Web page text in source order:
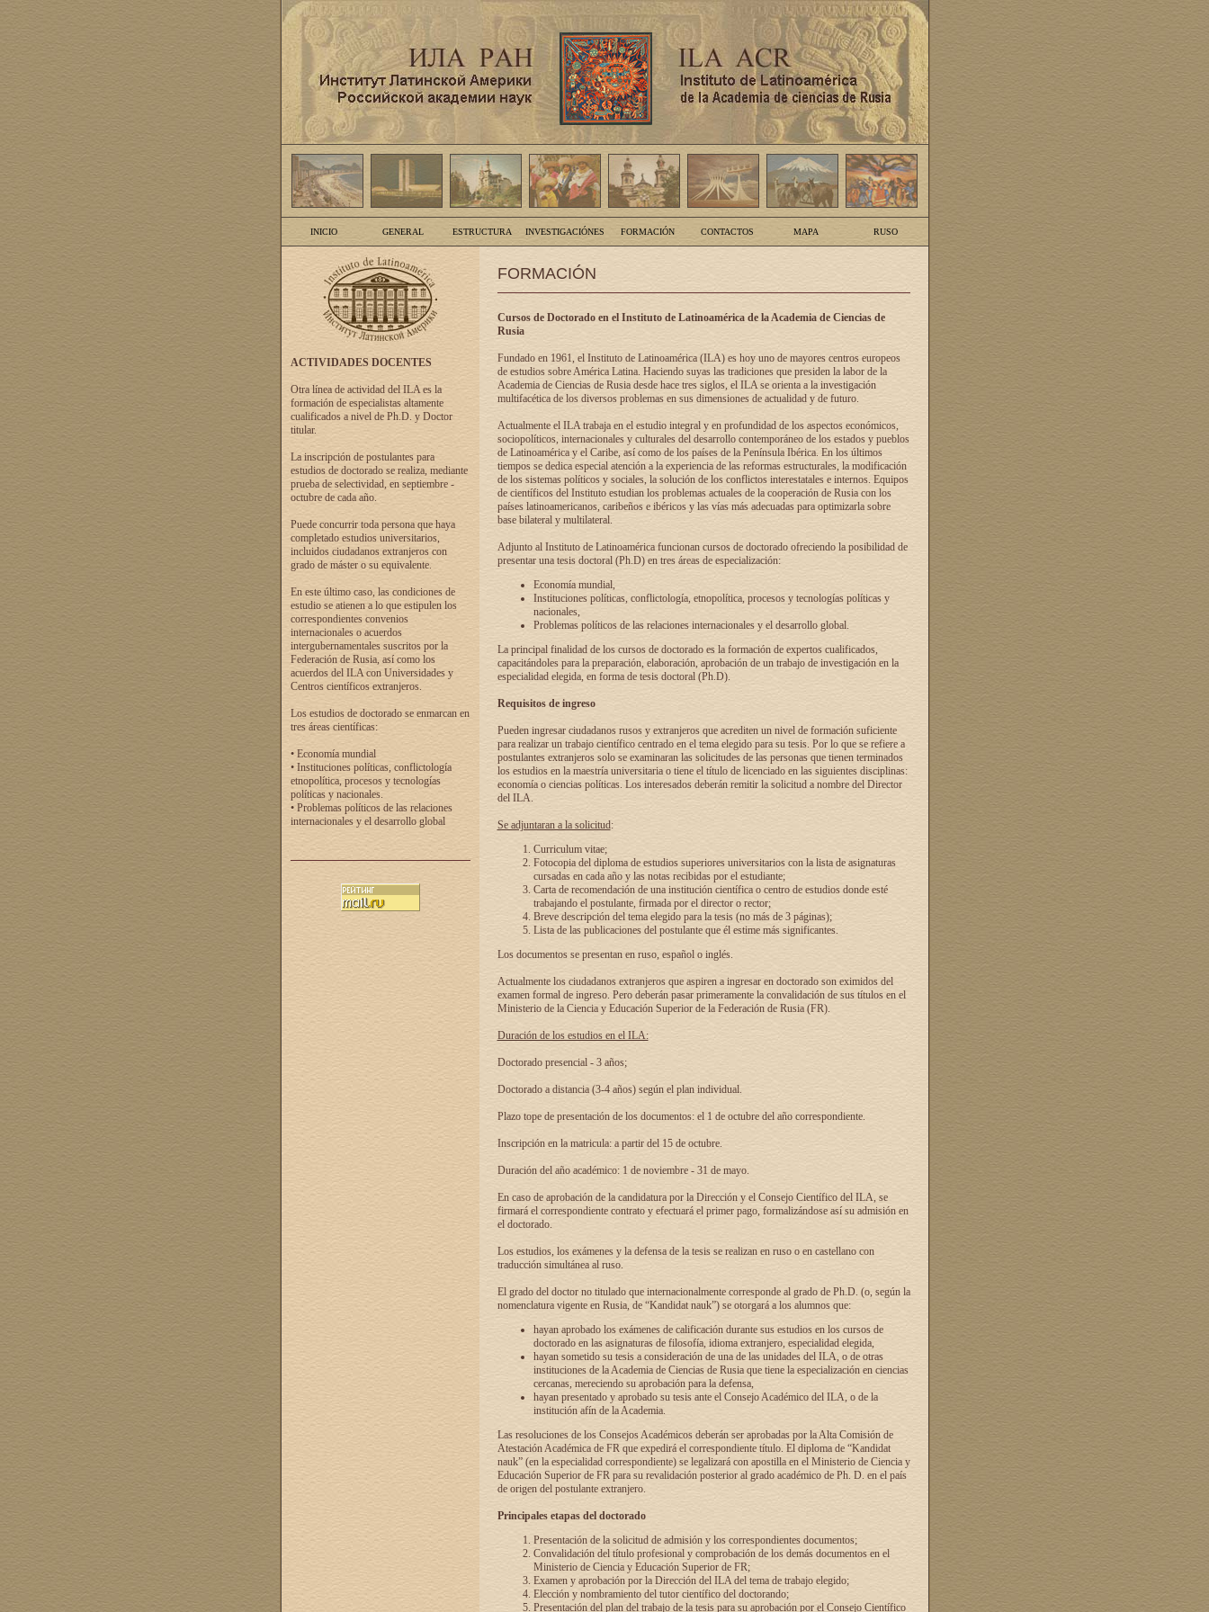
INICIO GENERAL ESTRUCTURA INVESTIGACIÓNES FORMACIÓN CONTACTOS MAPA RUSO
ACTIVIDADES DOCENTES
Otra línea de actividad del ILA es la
formación de especialistas altamente
cualificados a nivel de Ph.D. y Doctor
titular.
La inscripción de postulantes para
estudios de doctorado se realiza, mediante
prueba de selectividad, en septiembre -
octubre de cada año.
Puede concurrir toda persona que haya
completado estudios universitarios,
incluidos ciudadanos extranjeros con
grado de máster o su equivalente.
En este último caso, las condiciones de
estudio se atienen a lo que estipulen los
correspondientes convenios
internacionales o acuerdos
intergubernamentales suscritos por la
Federación de Rusia, así como los
acuerdos del ILA con Universidades y
Centros científicos extranjeros.
Los estudios de doctorado se enmarcan en
tres áreas científicas:
• Economía mundial
• Instituciones políticas, conflictología
etnopolítica, procesos y tecnologías
políticas y nacionales.
• Problemas políticos de las relaciones
internacionales y el desarrollo global
FORMACIÓN
Cursos de Doctorado en el Instituto de Latinoamérica de la Academia de Ciencias de
Rusia
Fundado en 1961, el Instituto de Latinoamérica (ILA) es hoy uno de mayores centros europeos
de estudios sobre América Latina. Haciendo suyas las tradiciones que presiden la labor de la
Academia de Ciencias de Rusia desde hace tres siglos, el ILA se orienta a la investigación
multifacética de los diversos problemas en sus dimensiones de actualidad y de futuro.
Actualmente el ILA trabaja en el estudio integral y en profundidad de los aspectos económicos,
sociopolíticos, internacionales y culturales del desarrollo contemporáneo de los estados y pueblos
de Latinoamérica y el Caribe, así como de los países de la Península Ibérica. En los últimos
tiempos se dedica especial atención a la experiencia de las reformas estructurales, la modificación
de los sistemas políticos y sociales, la solución de los conflictos interestatales e internos. Equipos
de científicos del Instituto estudian los problemas actuales de la cooperación de Rusia con los
países latinoamericanos, caribeños e ibéricos y las vías más adecuadas para optimizarla sobre
base bilateral y multilateral.
Adjunto al Instituto de Latinoamérica funcionan cursos de doctorado ofreciendo la posibilidad de
presentar una tesis doctoral (Ph.D) en tres áreas de especialización:
Economía mundial,
Instituciones políticas, conflictología, etnopolítica, procesos y tecnologías políticas y
nacionales,
Problemas políticos de las relaciones internacionales y el desarrollo global.
La principal finalidad de los cursos de doctorado es la formación de expertos cualificados,
capacitándoles para la preparación, elaboración, aprobación de un trabajo de investigación en la
especialidad elegida, en forma de tesis doctoral (Ph.D).
Requisitos de ingreso
Pueden ingresar ciudadanos rusos y extranjeros que acrediten un nivel de formación suficiente
para realizar un trabajo científico centrado en el tema elegido para su tesis. Por lo que se refiere a
postulantes extranjeros solo se examinaran las solicitudes de las personas que tienen terminados
los estudios en la maestría universitaria o tiene el título de licenciado en las siguientes disciplinas:
economía o ciencias políticas. Los interesados deberán remitir la solicitud a nombre del Director
del ILA.
Se adjuntaran a la solicitud:
Curriculum vitae;
Fotocopia del diploma de estudios superiores universitarios con la lista de asignaturas
cursadas en cada año y las notas recibidas por el estudiante;
Carta de recomendación de una institución científica o centro de estudios donde esté
trabajando el postulante, firmada por el director o rector;
Breve descripción del tema elegido para la tesis (no más de 3 páginas);
Lista de las publicaciones del postulante que él estime más significantes.
Los documentos se presentan en ruso, español o inglés.
Actualmente los ciudadanos extranjeros que aspiren a ingresar en doctorado son eximidos del
examen formal de ingreso. Pero deberán pasar primeramente la convalidación de sus títulos en el
Ministerio de la Ciencia y Educación Superior de la Federación de Rusia (FR).
Duración de los estudios en el ILA:
Doctorado presencial - 3 años;
Doctorado a distancia (3-4 años) según el plan individual.
Plazo tope de presentación de los documentos: el 1 de octubre del año correspondiente.
Inscripción en la matricula: a partir del 15 de octubre.
Duración del año académico: 1 de noviembre - 31 de mayo.
En caso de aprobación de la candidatura por la Dirección y el Consejo Científico del ILA, se
firmará el correspondiente contrato y efectuará el primer pago, formalizándose así su admisión en
el doctorado.
Los estudios, los exámenes y la defensa de la tesis se realizan en ruso o en castellano con
traducción simultánea al ruso.
El grado del doctor no titulado que internacionalmente corresponde al grado de Ph.D. (o, según la
nomenclatura vigente en Rusia, de “Kandidat nauk”) se otorgará a los alumnos que:
hayan aprobado los exámenes de calificación durante sus estudios en los cursos de
doctorado en las asignaturas de filosofía, idioma extranjero, especialidad elegida,
hayan sometido su tesis a consideración de una de las unidades del ILA, o de otras
instituciones de la Academia de Ciencias de Rusia que tiene la especialización en ciencias
cercanas, mereciendo su aprobación para la defensa,
hayan presentado y aprobado su tesis ante el Consejo Académico del ILA, o de la
institución afín de la Academia.
Las resoluciones de los Consejos Académicos deberán ser aprobadas por la Alta Comisión de
Atestación Académica de FR que expedirá el correspondiente título. El diploma de “Kandidat
nauk” (en la especialidad correspondiente) se legalizará con apostilla en el Ministerio de Ciencia y
Educación Superior de FR para su revalidación posterior al grado académico de Ph. D. en el país
de origen del postulante extranjero.
Principales etapas del doctorado
Presentación de la solicitud de admisión y los correspondientes documentos;
Convalidación del título profesional y comprobación de los demás documentos en el
Ministerio de Ciencia y Educación Superior de FR;
Examen y aprobación por la Dirección del ILA del tema de trabajo elegido;
Elección y nombramiento del tutor científico del doctorando;
Presentación del plan del trabajo de la tesis para su aprobación por el Consejo Científico